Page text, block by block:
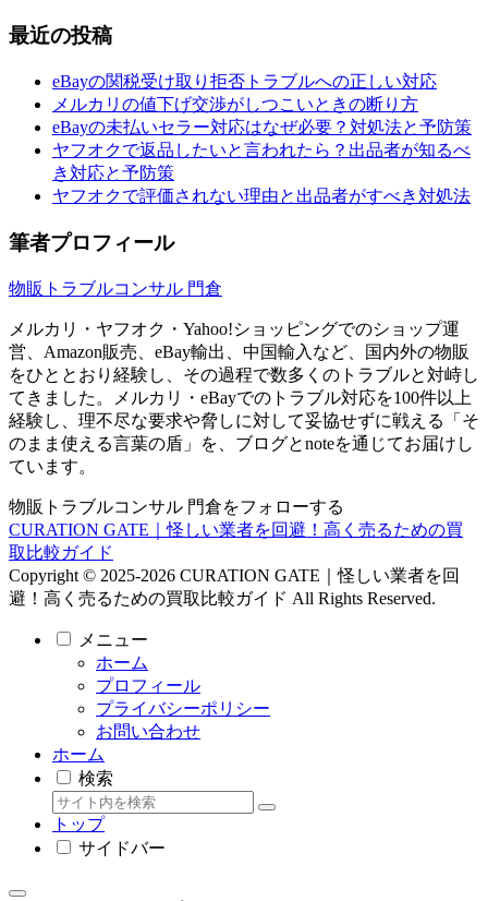
最近の投稿
eBayの関税受け取り拒否トラブルへの正しい対応
メルカリの値下げ交渉がしつこいときの断り方
eBayの未払いセラー対応はなぜ必要？対処法と予防策
ヤフオクで返品したいと言われたら？出品者が知るべ
き対応と予防策
ヤフオクで評価されない理由と出品者がすべき対処法
筆者プロフィール
物販トラブルコンサル 門倉
メルカリ・ヤフオク・Yahoo!ショッピングでのショップ運
営、Amazon販売、eBay輸出、中国輸入など、国内外の物販
をひととおり経験し、その過程で数多くのトラブルと対峙し
てきました。メルカリ・eBayでのトラブル対応を100件以上
経験し、理不尽な要求や脅しに対して妥協せずに戦える「そ
のまま使える言葉の盾」を、ブログとnoteを通じてお届けし
ています。
物販トラブルコンサル 門倉をフォローする
CURATION GATE｜怪しい業者を回避！高く売るための買
取比較ガイド
Copyright © 2025-2026 CURATION GATE｜怪しい業者を回
避！高く売るための買取比較ガイド All Rights Reserved.
メニュー
ホーム
プロフィール
プライバシーポリシー
お問い合わせ
ホーム
検索
トップ
サイドバー